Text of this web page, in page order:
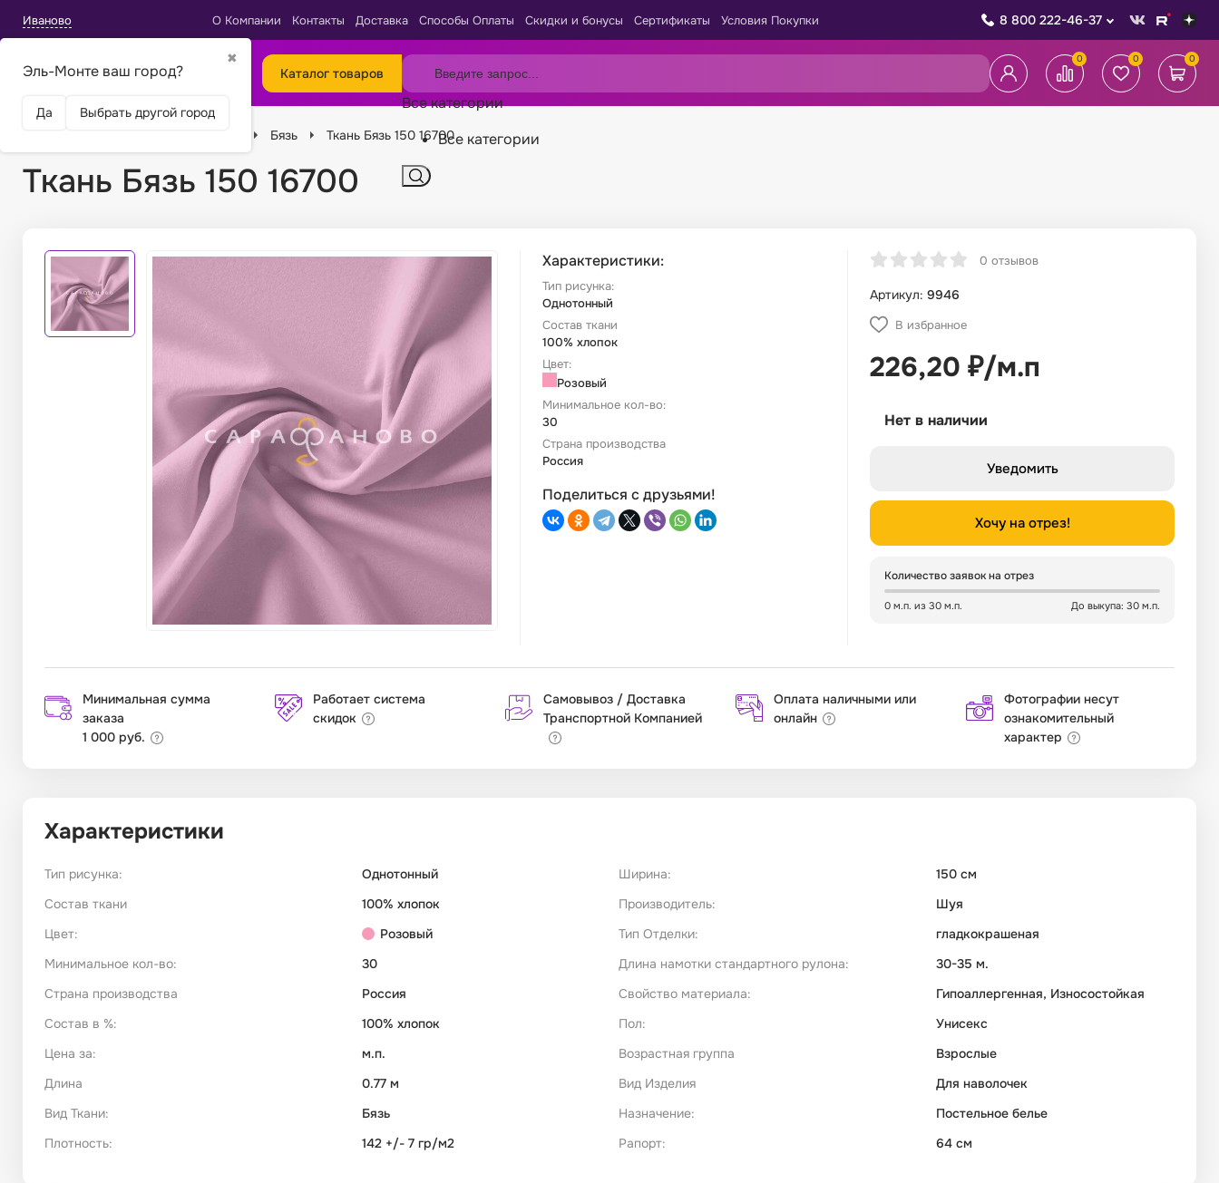
Иваново
✖
Эль-Монте ваш город?
Да Выбрать другой город
О Компании Контакты Доставка Способы Оплаты Скидки и бонусы Сертификаты Условия Покупки 8 800 222-46-37
Каталог товаров
Все категории
Все категории
0 0 0
Бязь Ткань Бязь 150 16700
Ткань Бязь 150 16700
Характеристики:
Тип рисунка:
Однотонный
Состав ткани
100% хлопок
Цвет:
Розовый
Минимальное кол-во:
30
Страна производства
Россия
Поделиться с друзьями!
0 отзывов
Артикул: 9946
В избранное
226,20 ₽/м.п
Нет в наличии
Уведомить
Хочу на отрез!
Количество заявок на отрез
0 м.п. из 30 м.п. До выкупа: 30 м.п.
Минимальная сумма
заказа
1 000 руб.
Работает система
скидок
Самовывоз / Доставка
Транспортной Компанией
Оплата наличными или
онлайн
Фотографии несут
ознакомительный
характер
Характеристики
Тип рисунка:
Однотонный
Состав ткани
100% хлопок
Цвет:
Розовый
Минимальное кол-во:
30
Страна производства
Россия
Состав в %:
100% хлопок
Цена за:
м.п.
Длина
0.77 м
Вид Ткани:
Бязь
Плотность:
142 +/- 7 гр/м2
Ширина:
150 см
Производитель:
Шуя
Тип Отделки:
гладкокрашеная
Длина намотки стандартного рулона:
30-35 м.
Свойство материала:
Гипоаллергенная, Износостойкая
Пол:
Унисекс
Возрастная группа
Взрослые
Вид Изделия
Для наволочек
Назначение:
Постельное белье
Рапорт:
64 см